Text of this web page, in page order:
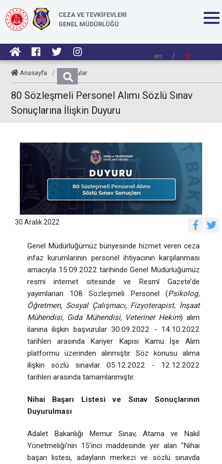
CEZA VE TEVKİFEVLERİ
GENEL MÜDÜRLÜĞÜ
en / tr
Anasayfa / Duyurular
80 Sözleşmeli Personel Alımı Sözlü Sınav
Sonuçlarına İlişkin Duyuru
30 Aralık 2022
Genel Müdürlüğümüz bünyesinde hizmet veren ceza
infaz kurumlarının personel ihtiyacının karşılanması
amacıyla 15.09.2022 tarihinde Genel Müdürlüğümüz
resmi internet sitesinde ve Resmî Gazete’de
yayımlanan 108 Sözleşmeli Personel (Psikolog,
Öğretmen, Sosyal Çalışmacı, Fizyoterapist, İnşaat
Mühendisi, Gıda Mühendisi, Veteriner Hekim) alım
ilanına ilişkin başvurular 30.09.2022 - 14.10.2022
tarihleri arasında Kariyer Kapısı Kamu İşe Alım
platformu üzerinden alınmıştır. Söz konusu alıma
ilişkin sözlü sınavlar 05.12.2022 - 12.12.2022
tarihleri arasında tamamlanmıştır.
Nihai Başarı Listesi ve Sınav Sonuçlarının
Duyurulması
Adalet Bakanlığı Memur Sınav, Atama ve Nakil
Yönetmeliği’nin 15’inci maddesinde yer alan “Nihai
başarı listesi, adayların merkezi ve sözlü sınavda